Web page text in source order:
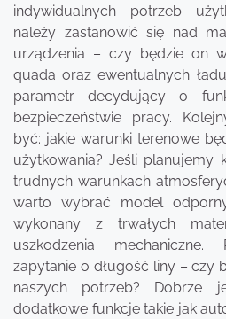
indywidualnych potrzeb
należy zastanowić się nad
urządzenia – czy będzie on
quada oraz ewentualnych
parametr decydujący o
bezpieczeństwie pracy.
być: jakie warunki terenowe
użytkowania? Jeśli planujemy
trudnych warunkach
warto wybrać model
wykonany z trwałych
uszkodzenia
zapytanie o długość liny – czy
naszych potrzeb? Dobrze
dodatkowe funkcje takie jak